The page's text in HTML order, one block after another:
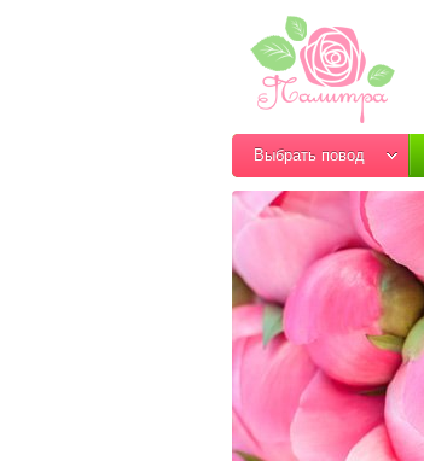
Выбрать повод